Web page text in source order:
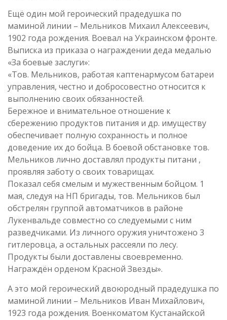
Ещё один мой героический прадедушка по
маминой линии – Мельников Михаил Алексеевич,
1902 года рождения. Воевал на Украинском фронте.
Выписка из приказа о награждении деда медалью
«За боевые заслуги»:
«Тов. Мельников, работая каптенармусом батареи
управления, честно и добросовестно относится к
выполнению своих обязанностей.
Бережное и внимательное отношение к
сбережению продуктов питания и др. имуществу
обеспечивает полную сохранность и полное
доведение их до бойца. В боевой обстановке тов.
Мельников лично доставлял продукты питани ,
проявляя заботу о своих товарищах.
Показал себя смелым и мужественным бойцом. 1
мая, следуя на НП бригады, тов. Мельников был
обстрелян группой автоматчиков в районе
Лукенвальде совместно со следуемыми с ним
разведчиками. Из личного оружия уничтожено 3
гитлеровца, а остальных рассеяли по лесу.
Продукты были доставлены своевременно.
Награждён орденом Красной Звезды».
А это мой героический двоюродный прадедушка по
маминой линии – Мельников Иван Михайлович,
1923 года рождения. Военкоматом Кустанайской